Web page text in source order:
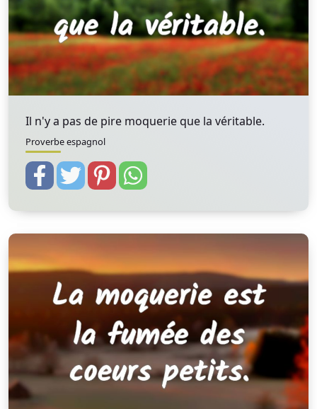
Il n'y a pas de pire moquerie que la véritable.
Proverbe espagnol